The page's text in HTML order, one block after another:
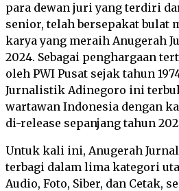
para dewan juri yang terdiri
senior, telah bersepakat bulat
karya yang meraih Anugerah
2024. Sebagai penghargaan
oleh PWI Pusat sejak tahun
Jurnalistik Adinegoro ini
wartawan Indonesia dengan
di-release sepanjang tahun
Untuk kali ini, Anugerah
terbagi dalam lima kategori
Audio, Foto, Siber, dan Cetak,